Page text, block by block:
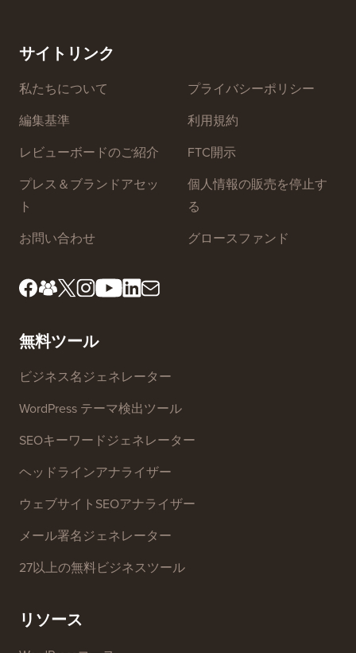
サイトリンク
私たちについて
編集基準
レビューボードのご紹介
ト
プライバシーポリシー
利用規約
無料ツール
ビジネス名ジェネレーター
WordPress テーマ検出ツール
SEOキーワードジェネレーター
ウェブサイトSEOアナライザー